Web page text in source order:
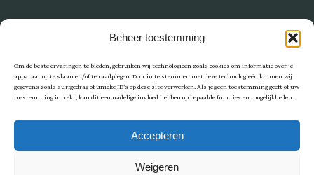
Beheer toestemming
Om de beste ervaringen te bieden, gebruiken wij technologieën zoals cookies om informatie over je
apparaat op te slaan en/of te raadplegen. Door in te stemmen met deze technologieën kunnen wij
gegevens zoals surfgedrag of unieke ID's op deze site verwerken. Als je geen toestemming geeft of uw
toestemming intrekt, kan dit een nadelige invloed hebben op bepaalde functies en mogelijkheden.
Accepteren
Weigeren